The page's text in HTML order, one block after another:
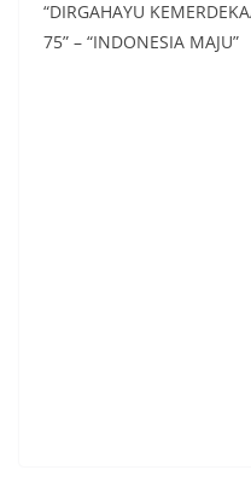
“DIRGAHAYU
75” – “INDONESIA MAJU”